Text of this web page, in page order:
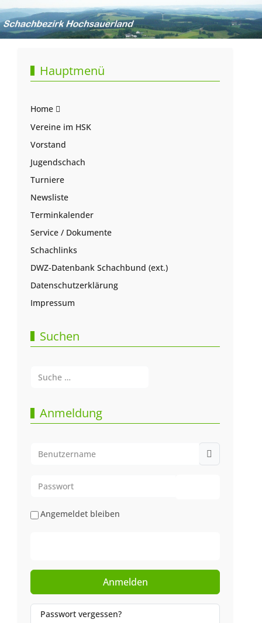
Hauptmenü
Home
Vereine im HSK
Vorstand
Jugendschach
Turniere
Newsliste
Terminkalender
Service / Dokumente
Schachlinks
DWZ-Datenbank Schachbund (ext.)
Datenschutzerklärung
Impressum
Suchen
Anmeldung
Angemeldet bleiben
Anmelden
Passwort vergessen?